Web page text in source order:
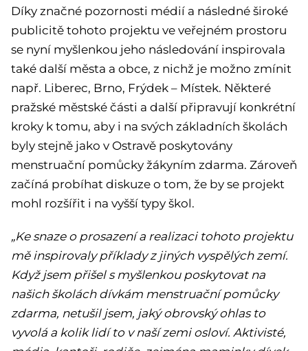
Díky značné pozornosti médií a následné široké
publicitě tohoto projektu ve veřejném prostoru
se nyní myšlenkou jeho následování inspirovala
také další města a obce, z nichž je možno zmínit
např. Liberec, Brno, Frýdek – Místek. Některé
pražské městské části a další připravují konkrétní
kroky k tomu, aby i na svých základních školách
byly stejně jako v Ostravě poskytovány
menstruační pomůcky žákyním zdarma. Zároveň
začíná probíhat diskuze o tom, že by se projekt
mohl rozšířit i na vyšší typy škol.
„Ke snaze o prosazení a realizaci tohoto projektu
mě inspirovaly příklady z jiných vyspělých zemí.
Když jsem přišel s myšlenkou poskytovat na
našich školách dívkám menstruační pomůcky
zdarma, netušil jsem, jaký obrovský ohlas to
vyvolá a kolik lidí to v naší zemi osloví. Aktivisté,